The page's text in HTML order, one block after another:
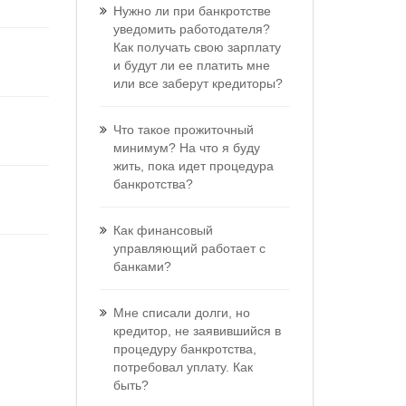
Нужно ли при банкротстве
уведомить работодателя?
Как получать свою зарплату
и будут ли ее платить мне
или все заберут кредиторы?
Что такое прожиточный
минимум? На что я буду
жить, пока идет процедура
банкротства?
Как финансовый
управляющий работает с
банками?
Мне списали долги, но
кредитор, не заявившийся в
процедуру банкротства,
потребовал уплату. Как
быть?